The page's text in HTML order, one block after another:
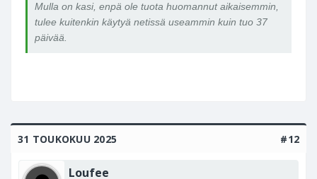
Mulla on kasi, enpä ole tuota huomannut aikaisemmin,
tulee kuitenkin käytyä netissä useammin kuin tuo 37
päivää.
31 TOUKOKUU 2025 #12
Loufee